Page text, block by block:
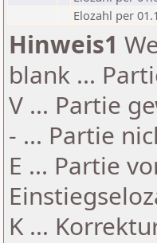
Elozahl per
Hinweis1
blank ...
V ... Partie
- ... Partie
E ... Partie
K ...